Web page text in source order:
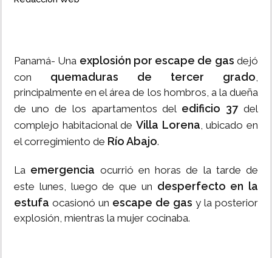
Panamá- Una explosión por escape de gas dejó
con quemaduras de tercer grado,
principalmente en el área de los hombros, a la dueña
de uno de los apartamentos del edificio 37del
complejo habitacional de Villa Lorena, ubicado en
el corregimiento de Río Abajo.
La emergencia ocurrió en horas de la tarde de
este lunes, luego de que un desperfecto en la
estufa ocasionó un escape de gas y la posterior
explosión, mientras la mujer cocinaba.